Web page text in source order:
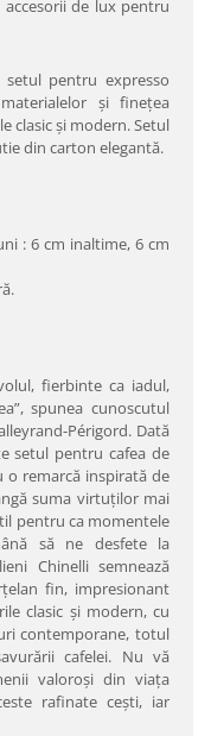
de lux pentru
pentru expresso
şi fineţea
clasic şi modern. Setul
din carton elegantă.
: 6 cm inaltime, 6 cm
fierbinte ca iadul,
spunea cunoscutul
Périgord. Dată
setul pentru cafea de
o remarcă inspirată de
suma virtuţilor mai
pentru ca momentele
să ne desfete la
Chinelli semnează
fin, impresionant
clasic şi modern, cu
contemporane, totul
cafelei. Nu vă
valoroşi din viaţa
rafinate ceşti, iar